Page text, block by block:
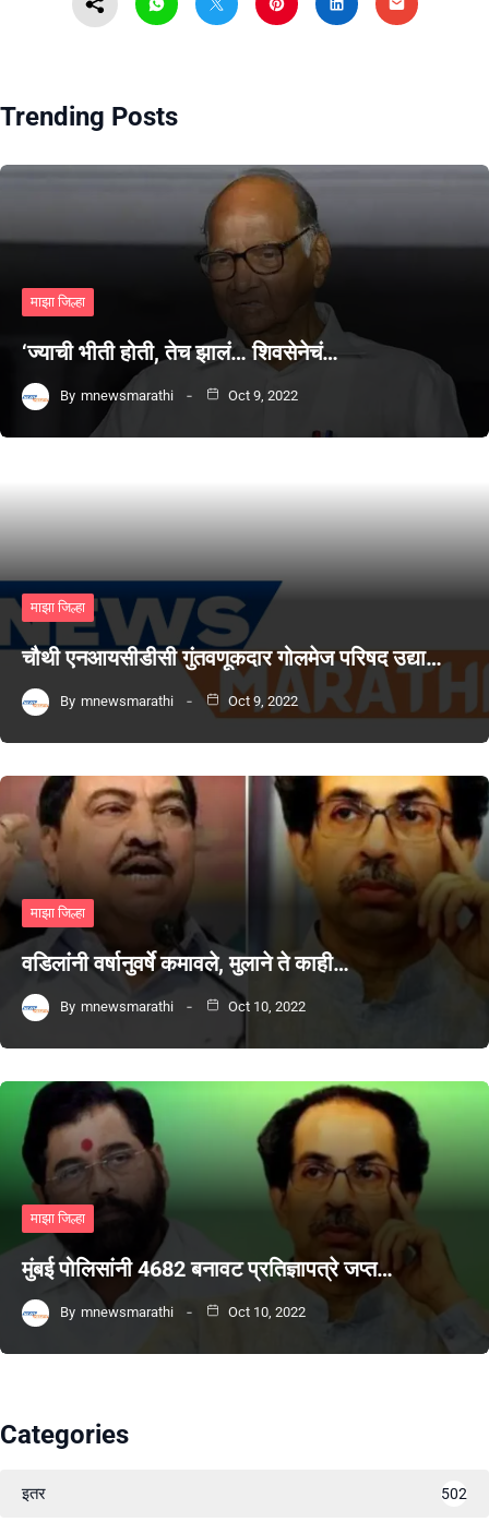
Trending Posts
माझा जिल्हा
‘ज्याची भीती होती, तेच झालं… शिवसेनेचं…
By mnewsmarathi Oct 9, 2022
माझा जिल्हा
चौथी एनआयसीडीसी गुंतवणूकदार गोलमेज परिषद उद्या…
By mnewsmarathi Oct 9, 2022
माझा जिल्हा
वडिलांनी वर्षानुवर्षे कमावले, मुलाने ते काही…
By mnewsmarathi Oct 10, 2022
माझा जिल्हा
मुंबई पोलिसांनी 4682 बनावट प्रतिज्ञापत्रे जप्त…
By mnewsmarathi Oct 10, 2022
Categories
इतर 502